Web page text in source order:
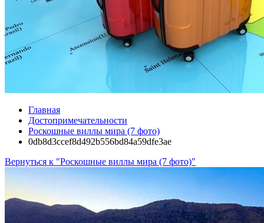
Главная
Достопримечательности
Роскошные виллы мира (7 фото)
0db8d3ccef8d492b556bd84a59dfe3ae
Вернуться к "Роскошные виллы мира (7 фото)"